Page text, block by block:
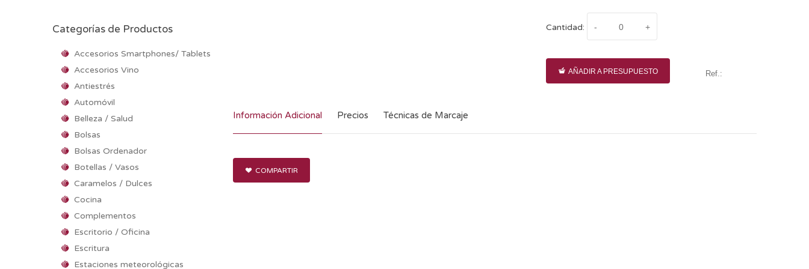
Categorías de Productos
Accesorios Smartphones/ Tablets
Accesorios Vino
Antiestrés
Automóvil
Belleza / Salud
Bolsas
Bolsas Ordenador
Botellas / Vasos
Caramelos / Dulces
Cocina
Complementos
Escritorio / Oficina
Escritura
Estaciones meteorológicas
Cantidad:
AÑADIR A PRESUPUESTO Ref.:
Información Adicional Precios Técnicas de Marcaje
COMPARTIR